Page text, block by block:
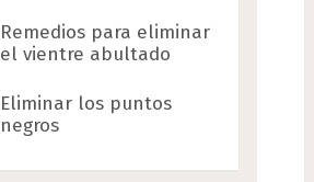
Remedios para eliminar
el vientre abultado
Eliminar los puntos
negros